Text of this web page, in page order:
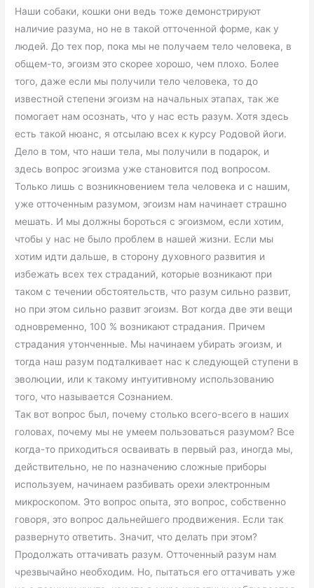
Наши собаки, кошки они ведь тоже демонстрируют
наличие разума, но не в такой отточенной форме, как у
людей. До тех пор, пока мы не получаем тело человека, в
общем-то, эгоизм это скорее хорошо, чем плохо. Более
того, даже если мы получили тело человека, то до
известной степени эгоизм на начальных этапах, так же
помогает нам осознать, что у нас есть разум. Хотя здесь
есть такой нюанс, я отсылаю всех к курсу Родовой йоги.
Дело в том, что наши тела, мы получили в подарок, и
здесь вопрос эгоизма уже становится под вопросом.
Только лишь с возникновением тела человека и с нашим,
уже отточенным разумом, эгоизм нам начинает страшно
мешать. И мы должны бороться с эгоизмом, если хотим,
чтобы у нас не было проблем в нашей жизни. Если мы
хотим идти дальше, в сторону духовного развития и
избежать всех тех страданий, которые возникают при
таком с течении обстоятельств, что разум сильно развит,
но при этом сильно развит эгоизм. Вот когда две эти вещи
одновременно, 100 % возникают страдания. Причем
страдания утонченные. Мы начинаем убирать эгоизм, и
тогда наш разум подталкивает нас к следующей ступени в
эволюции, или к такому интуитивному использованию
того, что называется Сознанием.
Так вот вопрос был, почему столько всего-всего в наших
головах, почему мы не умеем пользоваться разумом? Все
когда-то приходиться осваивать в первый раз, иногда мы,
действительно, не по назначению сложные приборы
используем, начинаем разбивать орехи электронным
микроскопом. Это вопрос опыта, это вопрос, собственно
говоря, это вопрос дальнейшего продвижения. Если так
развернуто ответить. Значит, что делать при этом?
Продолжать оттачивать разум. Отточенный разум нам
чрезвычайно необходим. Но, пытаться его оттачивать уже